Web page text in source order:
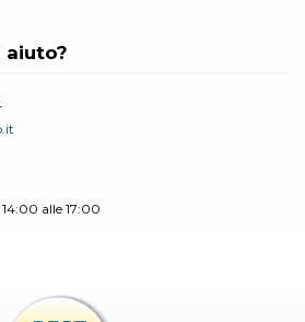
aiuto?
alle 17:00